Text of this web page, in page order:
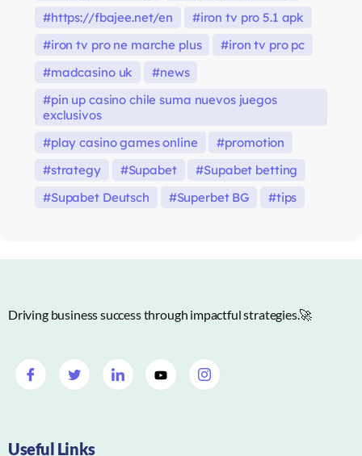
https://fbajee.net/en
iron tv pro 5.1 apk
iron tv pro ne marche plus
iron tv pro pc
madcasino uk
news
pin up casino chile suma nuevos juegos
exclusivos
play casino games online
promotion
strategy
Supabet
Supabet betting
Supabet Deutsch
Superbet BG tips
Driving business success through impactful strategies.🚀
Useful Links